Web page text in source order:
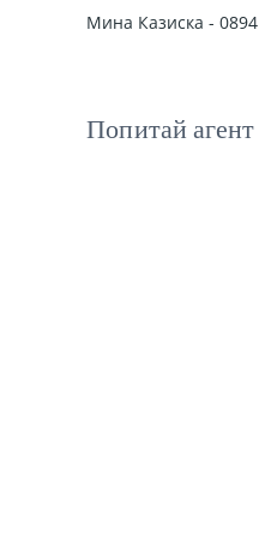
Мина Казиска -
Попитай